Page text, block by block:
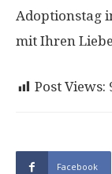
Adoptionstag
mit Ihren
Post Views:
Facebook